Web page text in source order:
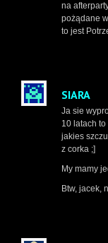
na
pożądane
to jest
SIARA
Ja sie
10 latach
jakies
z corka ;]
My mamy
Btw, jacek,